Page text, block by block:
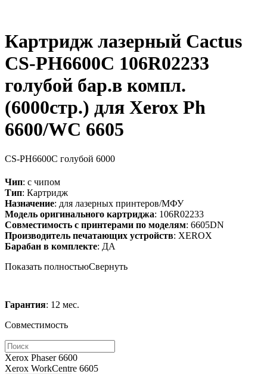
Картридж лазерный Cactus
CS-PH6600C 106R02233
голубой бар.в компл.
(6000стр.) для Xerox Ph
6600/WC 6605
CS-PH6600C голубой 6000
Чип: с чипом
Тип: Картридж
Назначение: для лазерных принтеров/МФУ
Модель оригинального картриджа: 106R02233
Совместимость с принтерами по моделям: 6605DN
Производитель печатающих устройств: XEROX
Барабан в комплекте: ДА
Показать полностьюСвернуть
Гарантия: 12 мес.
Совместимость
Xerox Phaser 6600
Xerox WorkCentre 6605